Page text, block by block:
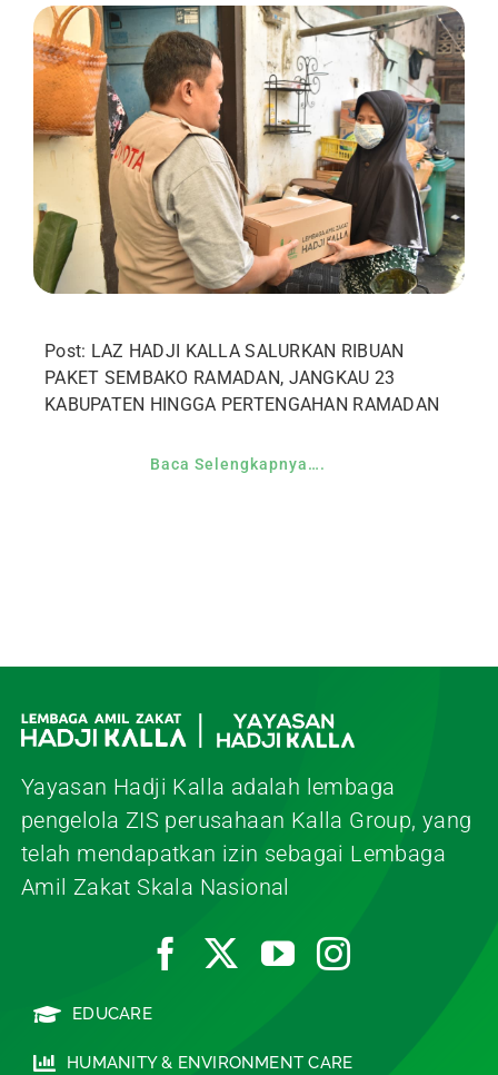
Post: LAZ HADJI KALLA SALURKAN RIBUAN
PAKET SEMBAKO RAMADAN, JANGKAU 23
KABUPATEN HINGGA PERTENGAHAN RAMADAN
Baca Selengkapnya….
Yayasan Hadji Kalla adalah lembaga
pengelola ZIS perusahaan Kalla Group, yang
telah mendapatkan izin sebagai Lembaga
Amil Zakat Skala Nasional
EDUCARE
HUMANITY & ENVIRONMENT CARE